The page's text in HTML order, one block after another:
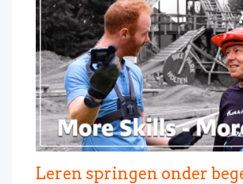
Leren springen onder